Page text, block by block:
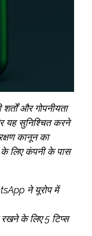
और गोपनीयता
यह सुनिश्चित करने
कानून का
लिए कंपनी के पास
ने यूरोप में
के लिए 5 टिप्स